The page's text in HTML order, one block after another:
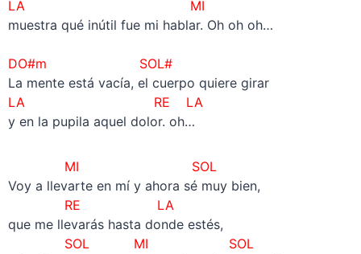
LA MI
muestra qué inútil fue mi hablar. Oh oh oh…
DO#m SOL#
La mente está vacía, el cuerpo quiere girar
LA RE LA
y en la pupila aquel dolor. oh…
MI SOL
Voy a llevarte en mí y ahora sé muy bien,
RE LA
que me llevarás hasta donde estés,
SOL
MI SOL